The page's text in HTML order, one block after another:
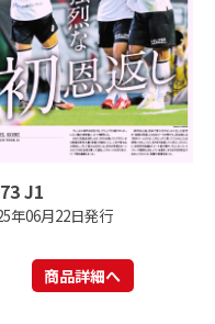
J1
年06月22日発行
商品詳細へ